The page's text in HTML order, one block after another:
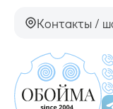
Контакты /